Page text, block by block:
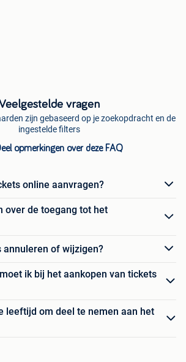
vragen
zijn gebaseerd op je zoekopdracht en de
ingestelde filters
opmerkingen over deze FAQ
online aanvragen?
over de toegang tot het
annuleren of wijzigen?
ik bij het aankopen van tickets
leeftijd om deel te nemen aan het